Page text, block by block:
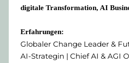
digitale Transformation, AI
Erfahrungen:
Globaler Change Leader &
AI-Strategin | Chief AI & AGI